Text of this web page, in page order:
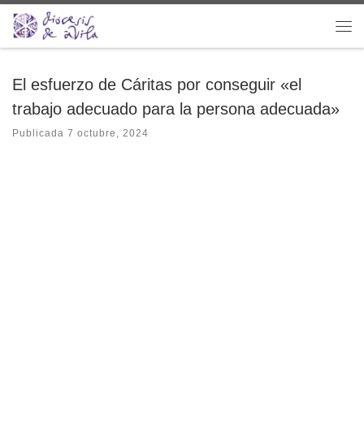
Saltar al contenido
El esfuerzo de Cáritas por conseguir «el
trabajo adecuado para la persona adecuada»
Publicada 7 octubre, 2024